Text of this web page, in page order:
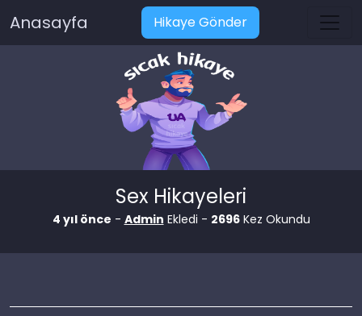
Anasayfa Hikaye Gönder
Sex Hikayeleri
4 yıl önce - Admin Ekledi - 2696Kez Okundu